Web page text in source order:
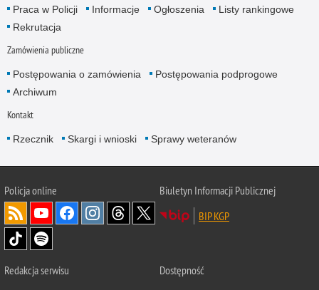
Praca w Policji Informacje Ogłoszenia
Listy rankingowe
Rekrutacja
Zamówienia publiczne
Postępowania o zamówienia
Postępowania podprogowe
Archiwum
Kontakt
Rzecznik Skargi i wnioski Sprawy weteranów
Policjaonline
Biuletyn Informacji Publicznej
BIP KGP
Redakcja serwisu
Dostępność